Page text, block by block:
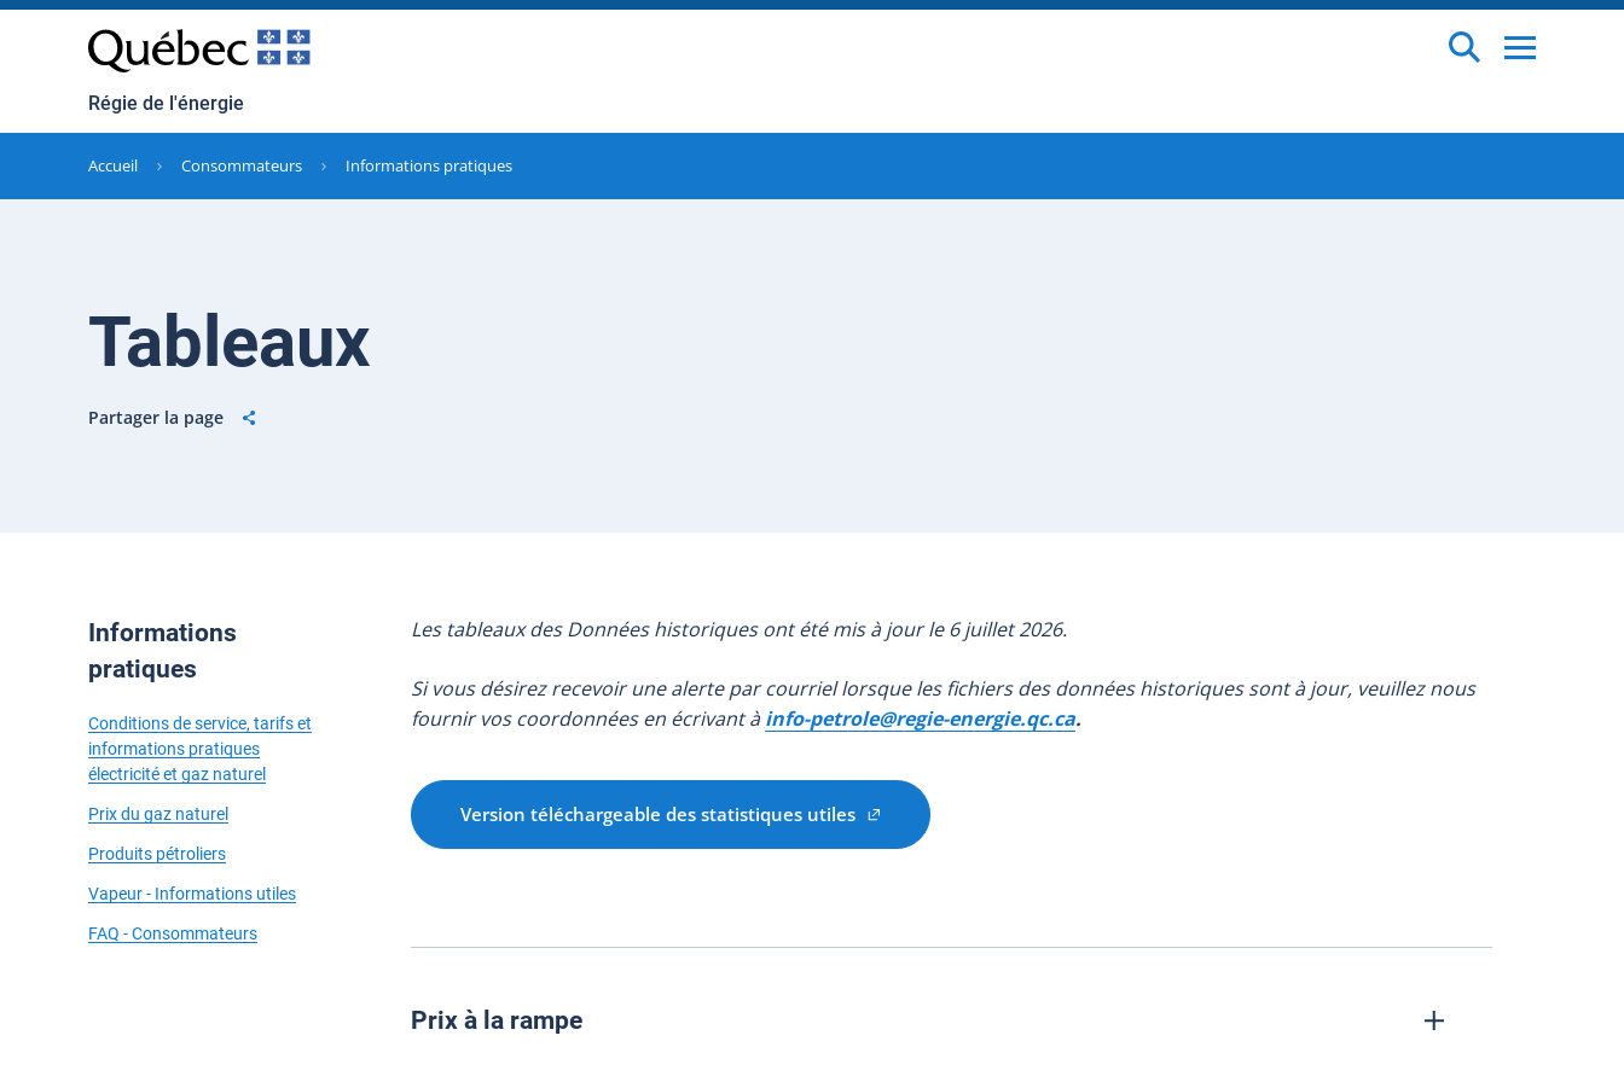
Régie de l'énergie
Accueil Consommateurs Informations pratiques
Tableaux
Partager la page
Informations
pratiques
Conditions de service, tarifs et
informations pratiques
électricité et gaz naturel
Prix du gaz naturel
Produits pétroliers
Vapeur - Informations utiles
FAQ - Consommateurs
Les tableaux des Données historiques ont été mis à jour le 6 juillet 2026.
Si vous désirez recevoir une alerte par courriel lorsque les fichiers des données historiques sont à jour, veuillez nous
fournir vos coordonnées en écrivant àinfo-petrole@regie-energie.qc.ca.
Version téléchargeable des statistiques utiles
Prix à la rampe